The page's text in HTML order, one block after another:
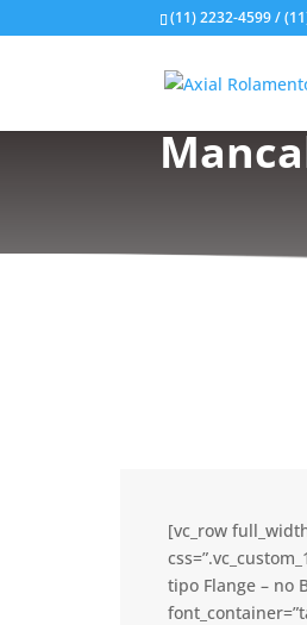
(11) 2232-4599 /
[vc_row
tipo Flange – no